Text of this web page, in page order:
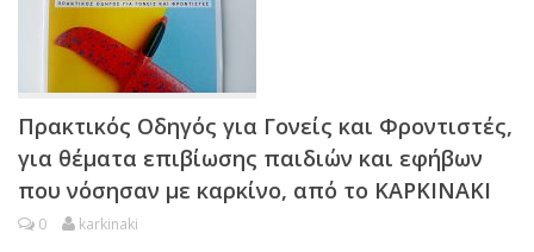
Πρακτικός Οδηγός για Γονείς και Φροντιστές,
για θέματα επιβίωσης παιδιών και εφήβων
που νόσησαν με καρκίνο, από το ΚΑΡΚΙΝΑΚΙ
0 karkinaki